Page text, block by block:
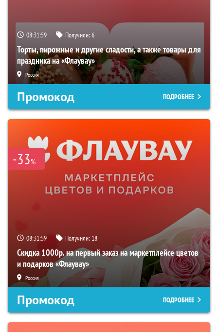
08:31:57 Получили:6
Торты, пирожные и другие сладости, а также товары для
праздника на «Флаувау»
Россия
Промокод ПОДРОБНЕЕ
-33%
08:31:57 Получили: 18
Скидка 1000р. на первый заказ на маркетплейсе цветов
и подарков «Флаувау»
Россия
Промокод ПОДРОБНЕЕ